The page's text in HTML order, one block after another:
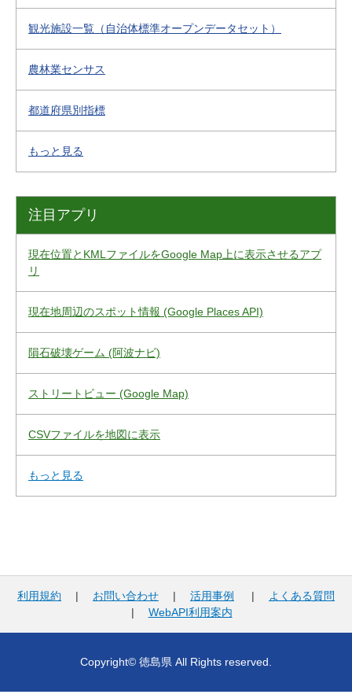
観光施設一覧（自治体標準オープンデータセット）
農林業センサス
都道府県別指標
もっと見る
注目アプリ
現在位置とKMLファイルをGoogle Map上に表示させるアプ
リ
現在地周辺のスポット情報 (Google Places API)
隕石破壊ゲーム (阿波ナビ)
ストリートビュー (Google Map)
CSVファイルを地図に表示
もっと見る
利用規約 | お問い合わせ | 活用事例 |
よくある質問
| WebAPI利用案内
Copyright© 徳島県 All Rights reserved.